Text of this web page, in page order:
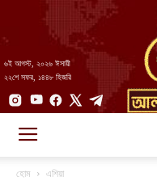
৬ই আগস্ট, ২০২৬ ঈসায়ী
২২শে সফর, ১৪৪৮ হিজরি
হোম এশিয়া